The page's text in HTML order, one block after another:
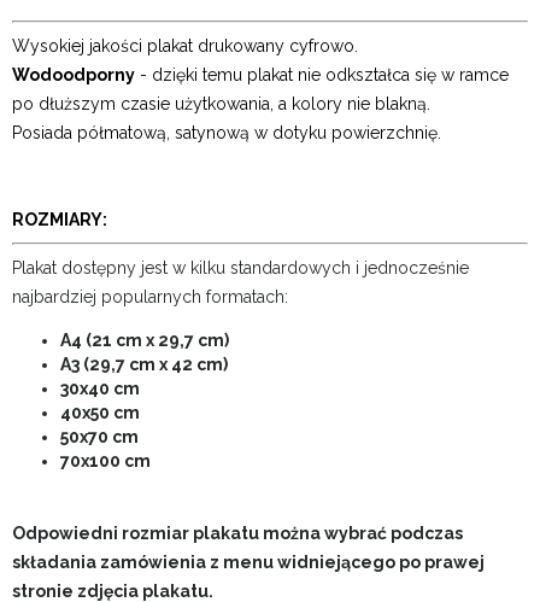
Wysokiej jakości plakat drukowany cyfrowo.
Wodoodporny - dzięki temu plakat nie odkształca się w ramce
po dłuższym czasie użytkowania, a kolory nie blakną.
Posiada półmatową, satynową w dotyku powierzchnię.
ROZMIARY:
Plakat dostępny jest w kilku standardowych i jednocześnie
najbardziej popularnych formatach:
A4 (21 cm x 29,7 cm)
A3 (29,7 cm x 42 cm)
30x40 cm
40x50 cm
50x70 cm
70x100 cm
Odpowiedni rozmiar plakatu można wybrać podczas
składania zamówienia z menu widniejącego po prawej
stronie zdjęcia plakatu.